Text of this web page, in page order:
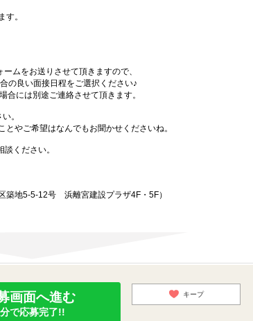
。
ムをお送りさせて頂きますので、
良い面接日程をご選択ください♪
には別途ご連絡させて頂きます。
。
やご希望はなんでもお聞かせくださいね。
ください。
地5-5-12号 浜離宮建設プラザ4F・5F）
画面へ進む
で応募完了!!
キープ